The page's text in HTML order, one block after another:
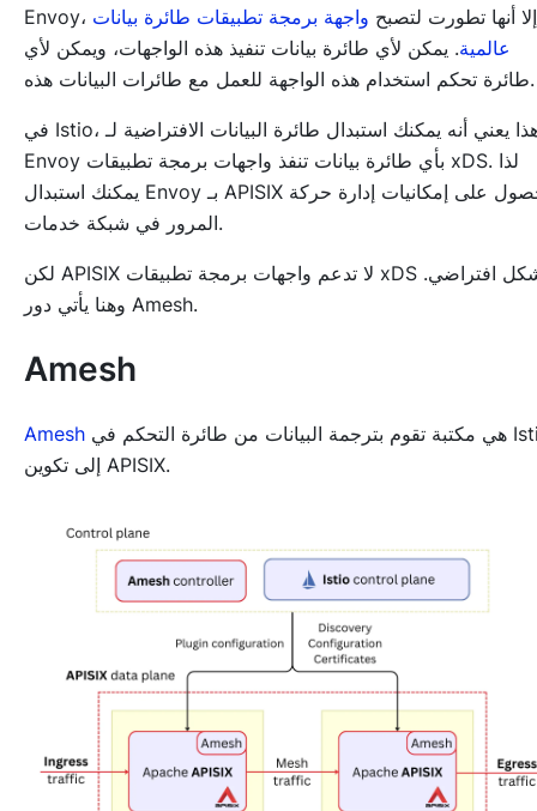
Envoy، إلا أنها تطورت لتصبح واجهة برمجة تطبيقات طائرة بيانات
عالمية. يمكن لأي طائرة بيانات تنفيذ هذه الواجهات، ويمكن لأي
طائرة تحكم استخدام هذه الواجهة للعمل مع طائرات البيانات هذه.
في Istio، هذا يعني أنه يمكنك استبدال طائرة البيانات الافتراضية لـ
Envoy بأي طائرة بيانات تنفذ واجهات برمجة تطبيقات xDS. لذا
يمكنك استبدال Envoy بـ APISIX للحصول على إمكانيات إدارة حركة
المرور في شبكة خدمات.
لكن APISIX لا تدعم واجهات برمجة تطبيقات xDS بشكل افتراضي.
وهنا يأتي دور Amesh.
Amesh
Amesh
إلى تكوين APISIX.